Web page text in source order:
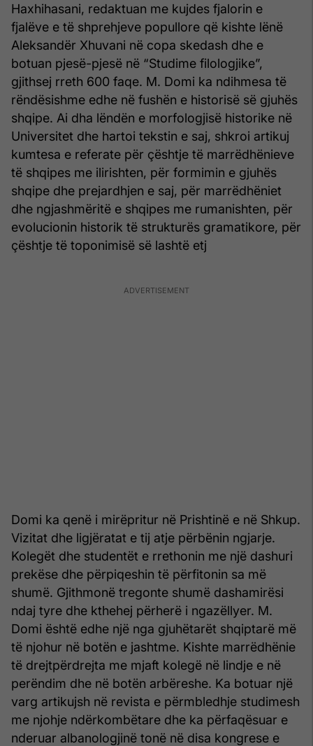
Haxhihasani, redaktuan me kujdes fjalorin e
fjalëve e të shprehjeve popullore që kishte lënë
Aleksandër Xhuvani në copa skedash dhe e
botuan pjesë-pjesë në “Studime filologjike”,
gjithsej rreth 600 faqe. M. Domi ka ndihmesa të
rëndësishme edhe në fushën e historisë së gjuhës
shqipe. Ai dha lëndën e morfologjisë historike në
Universitet dhe hartoi tekstin e saj, shkroi artikuj
kumtesa e referate për çështje të marrëdhënieve
të shqipes me ilirishten, për formimin e gjuhës
shqipe dhe prejardhjen e saj, për marrëdhëniet
dhe ngjashmëritë e shqipes me rumanishten, për
evolucionin historik të strukturës gramatikore, për
çështje të toponimisë së lashtë etj
Domi ka qenë i mirëpritur në Prishtinë e në Shkup.
Vizitat dhe ligjëratat e tij atje përbënin ngjarje.
Kolegët dhe studentët e rrethonin me një dashuri
prekëse dhe përpiqeshin të përfitonin sa më
shumë. Gjithmonë tregonte shumë dashamirësi
ndaj tyre dhe kthehej përherë i ngazëllyer. M.
Domi është edhe një nga gjuhëtarët shqiptarë më
të njohur në botën e jashtme. Kishte marrëdhënie
të drejtpërdrejta me mjaft kolegë në lindje e në
perëndim dhe në botën arbëreshe. Ka botuar një
varg artikujsh në revista e përmbledhje studimesh
me njohje ndërkombëtare dhe ka përfaqësuar e
nderuar albanologjinë tonë në disa kongrese e